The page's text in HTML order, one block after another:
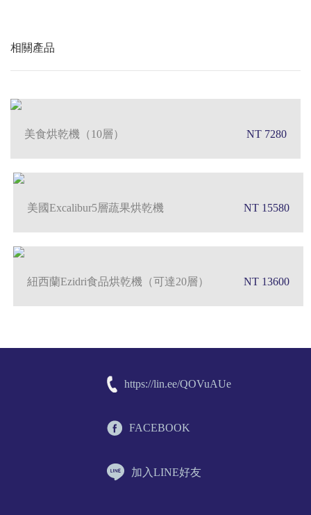
相關產品
美食烘乾機（10層） NT 7280
美國Excalibur5層蔬果烘乾機 NT 15580
紐西蘭Ezidri食品烘乾機（可達20層） NT 13600
https://lin.ee/QOVuAUe
FACEBOOK
加入LINE好友